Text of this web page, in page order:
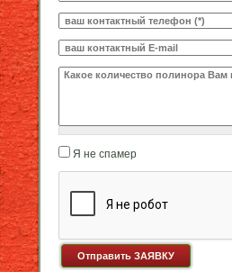
Телефон*
E-mail
Какое количество будете
Я не спамер
Я спамер